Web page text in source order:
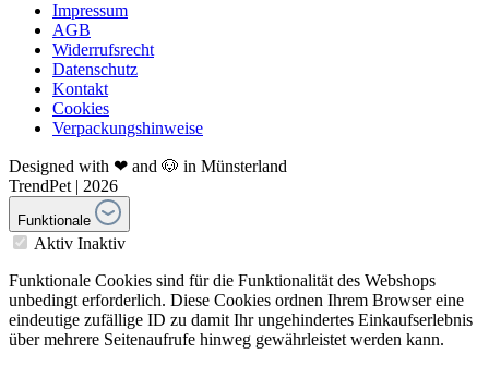
Impressum
AGB
Widerrufsrecht
Datenschutz
Kontakt
Cookies
Verpackungshinweise
Designed with ❤ and 🐶 in Münsterland
TrendPet | 2026
Funktionale
Aktiv Inaktiv
Funktionale Cookies sind für die Funktionalität des Webshops
unbedingt erforderlich. Diese Cookies ordnen Ihrem Browser eine
eindeutige zufällige ID zu damit Ihr ungehindertes Einkaufserlebnis
über mehrere Seitenaufrufe hinweg gewährleistet werden kann.